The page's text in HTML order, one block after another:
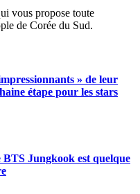
vous propose toute
de Corée du Sud.
» de leur
étape pour les stars
BTS Jungkook est quelque